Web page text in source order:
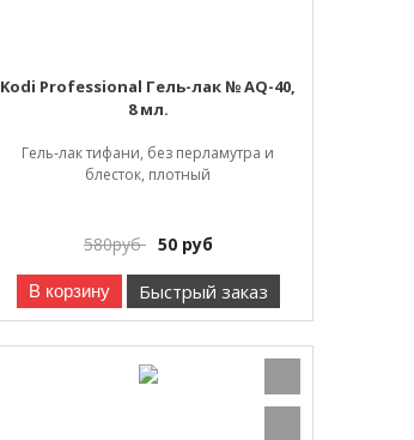
Kodi Professional Гель-лак № AQ-40,
8 мл.
Гель-лак тифани, без перламутра и
блесток, плотный
580руб 50руб
В корзину Быстрый заказ